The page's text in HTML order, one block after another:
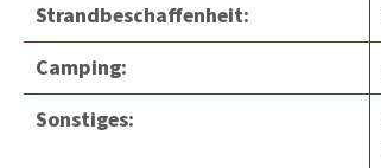
Strandbeschaffenheit:
Camping:
Sonstiges: